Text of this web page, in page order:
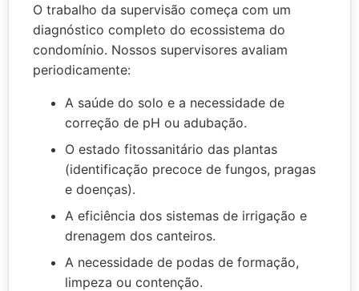
O trabalho da supervisão começa com um
diagnóstico completo do ecossistema do
condomínio. Nossos supervisores avaliam
periodicamente:
A saúde do solo e a necessidade de
correção de pH ou adubação.
O estado fitossanitário das plantas
(identificação precoce de fungos, pragas
e doenças).
A eficiência dos sistemas de irrigação e
drenagem dos canteiros.
A necessidade de podas de formação,
limpeza ou contenção.